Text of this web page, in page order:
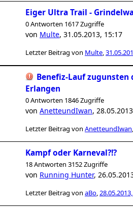
Eiger Ultra Trail -
0 Antworten 1617 Zugriffe
von Multe, 31.05.2013, 15:17
Letzter Beitrag von Multe,
Benefiz-Lauf
Erlangen
0 Antworten 1846 Zugriffe
von AnetteundIwan,
Letzter Beitrag von AnetteundIwan,
Kampf oder Karneval?!?
18 Antworten 3152 Zugriffe
von Running Hunter,
Letzter Beitrag von aBo,